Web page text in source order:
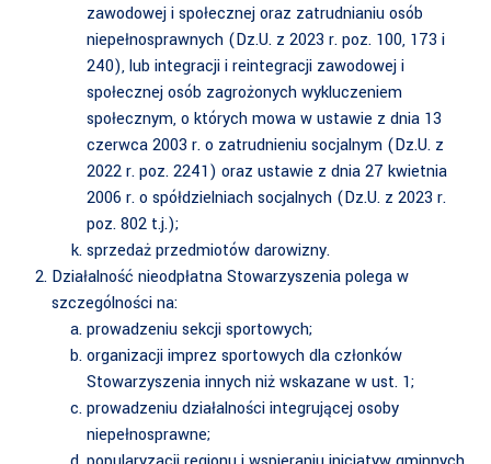
zawodowej i społecznej oraz zatrudnianiu osób
niepełnosprawnych (Dz.U. z 2023 r. poz. 100, 173 i
240), lub integracji i reintegracji zawodowej i
społecznej osób zagrożonych wykluczeniem
społecznym, o których mowa w ustawie z dnia 13
czerwca 2003 r. o zatrudnieniu socjalnym (Dz.U. z
2022 r. poz. 2241) oraz ustawie z dnia 27 kwietnia
2006 r. o spółdzielniach socjalnych (Dz.U. z 2023 r.
poz. 802 t.j.);
sprzedaż przedmiotów darowizny.
Działalność nieodpłatna Stowarzyszenia polega w
szczególności na:
prowadzeniu sekcji sportowych;
organizacji imprez sportowych dla członków
Stowarzyszenia innych niż wskazane w ust. 1;
prowadzeniu działalności integrującej osoby
niepełnosprawne;